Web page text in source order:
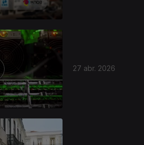
27 abr. 2026